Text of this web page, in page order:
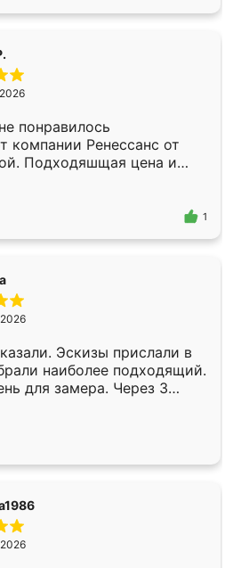
понравилось
компании Ренессанс от
Подходяшщая цена и
изготовления. Приехавший
Владислав
эскизу самый
1
Эскизы прислали в
наиболее подходящий.
для замера. Через 3
уже готова. Остались
Спасибо Ренессанс
работу!